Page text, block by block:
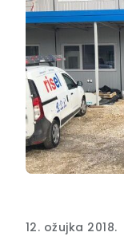
12. ožujka 2018.